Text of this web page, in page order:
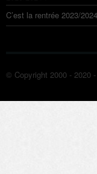
C’est la rentrée 2023/
© Copyright 2000 - 2020 -